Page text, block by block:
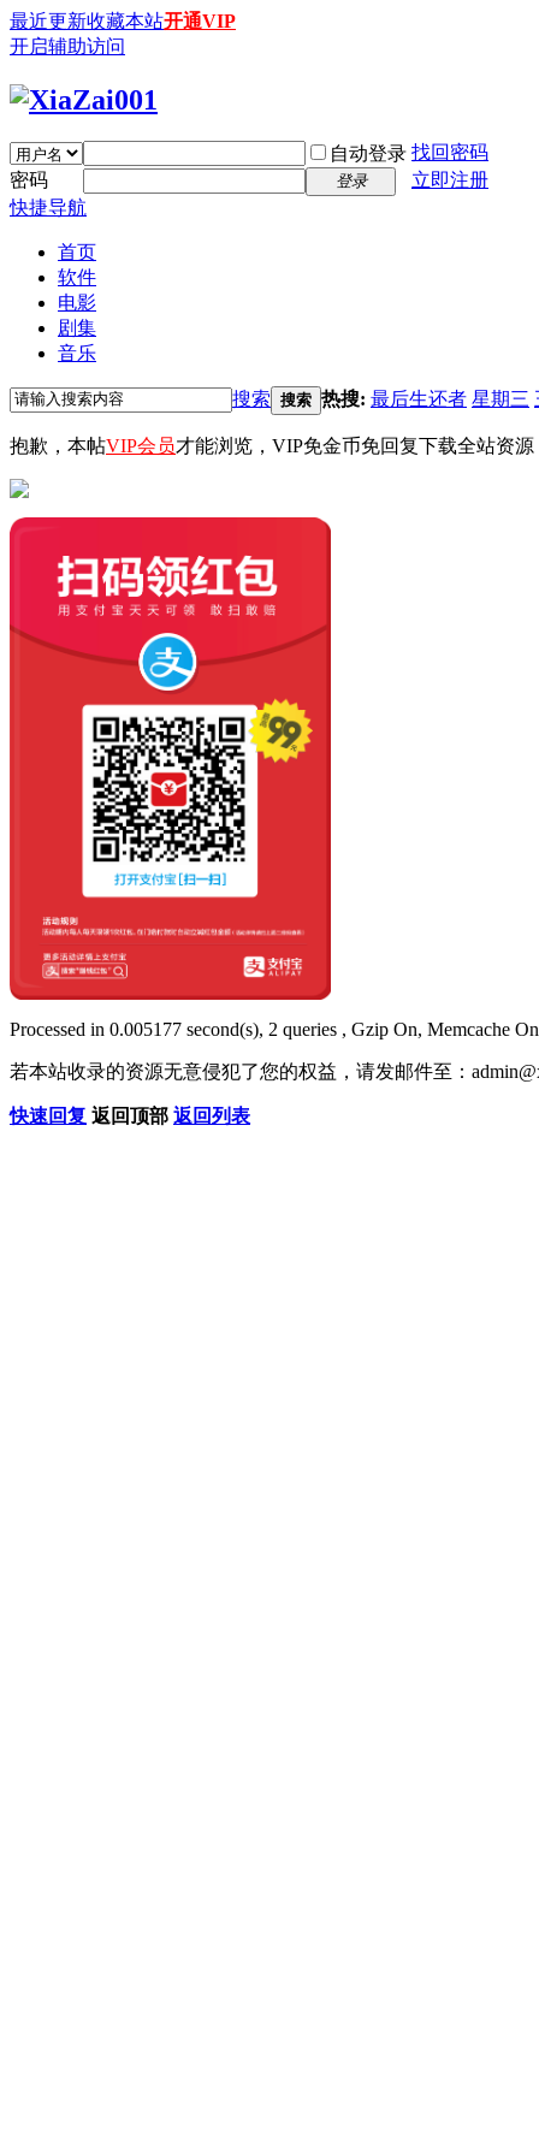
最近更新收藏本站开通VIP
开启辅助访问
自动登录 找回密码
密码
登录
立即注册
快捷导航
首页
软件
电影
剧集
音乐
搜索 搜索 热搜: 最后生还者 星期三
抱歉，本帖VIP会员才能浏览，VIP免金币免回复下载全站资源
Processed in 0.005177 second(s), 2 queries , Gzip On, Memcache
若本站收录的资源无意侵犯了您的权益，请发邮件至：
快速回复 返回顶部 返回列表